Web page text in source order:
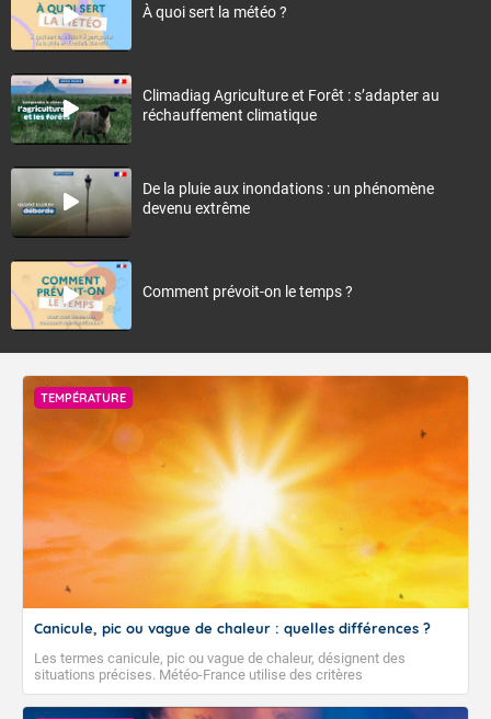
À quoi sert la météo ?
Climadiag Agriculture et Forêt : s’adapter au
réchauffement climatique
De la pluie aux inondations : un phénomène
devenu extrême
Comment prévoit-on le temps ?
TEMPÉRATURE
Canicule, pic ou vague de chaleur : quelles différences ?
Les termes canicule, pic ou vague de chaleur, désignent des
situations précises. Météo-France utilise des critères
climatologiques pour évaluer et qualifier les épisodes de chaleur qui
peuvent avoir des impacts sanitaires et socio-économiques